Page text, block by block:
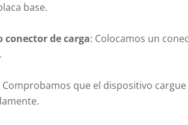
base.
de carga: Colocamos un
Comprobamos que el dispositivo